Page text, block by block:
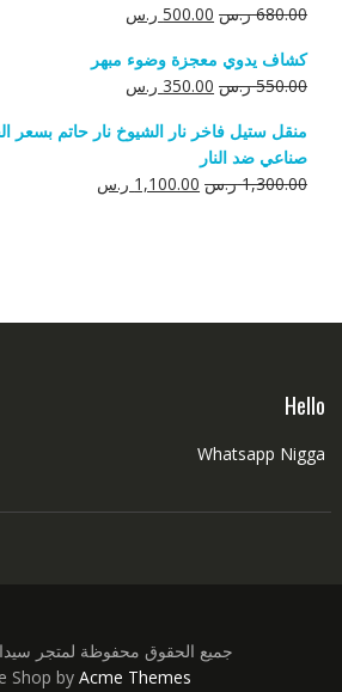
680.00 ر.س السعر
هو:
680.00 ر.س.
500.00 ر.سالسعر
هو:
500.00 ر.س.
كشاف يدوي معجزة وضوء مبهر
550.00 ر.س السعر
هو:
550.00 ر.س.
350.00 ر.سالسعر
هو:
منقل ستيل فاخر نار الشيوخ نار حاتم بسعر
صناعي ضد النار
1,300.00 ر.س السعر
1,100.00 ر.سالسعر
Hello
Whatsapp Nigga
جميع الحقوق محفوظة لمتجر
Shop by Acme Themes